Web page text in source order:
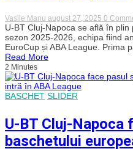
Vasile Manu august 27, 2025 0
U-BT Cluj-Napoca se află în
sezon 2025-2026, echipa fiind
EuroCup și ABA League. Prima
Read More
2 Minutes
BASCHET SLIDER
U-BT Cluj-Napoca
baschetului